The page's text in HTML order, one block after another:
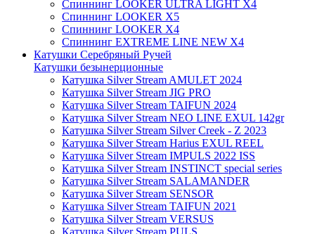
Спиннинг LOOKER ULTRA LIGHT X4
Спиннинг LOOKER X5
Спиннинг LOOKER X4
Спиннинг EXTREME LINE NEW X4
Катушки Серебряный Ручей
Катушки безынерционные
Катушка Silver Stream AMULET 2024
Катушка Silver Stream JIG PRO
Катушка Silver Stream TAIFUN 2024
Катушка Silver Stream NEO LINE EXUL 142gr
Катушка Silver Stream Silver Creek - Z 2023
Катушка Silver Stream Harius EXUL REEL
Катушка Silver Stream IMPULS 2022 ISS
Катушка Silver Stream INSTINCT special series
Катушка Silver Stream SALAMANDER
Катушка Silver Stream SENSOR
Катушка Silver Stream TAIFUN 2021
Катушка Silver Stream VERSUS
Катушка Silver Stream PULS